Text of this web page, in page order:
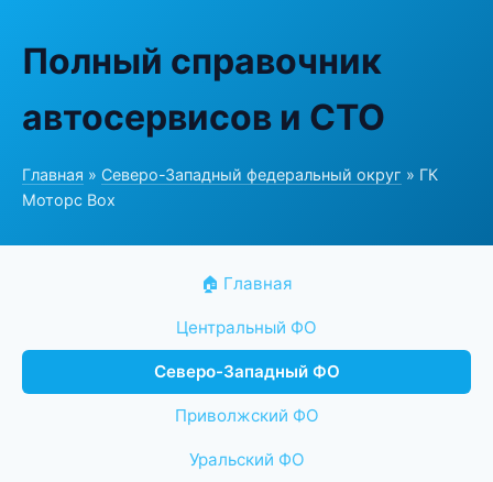
Полный справочник
автосервисов и СТО
Главная » Северо-Западный федеральный округ » ГК
Моторс Box
🏠 Главная
Центральный ФО
Северо-Западный ФО
Приволжский ФО
Уральский ФО